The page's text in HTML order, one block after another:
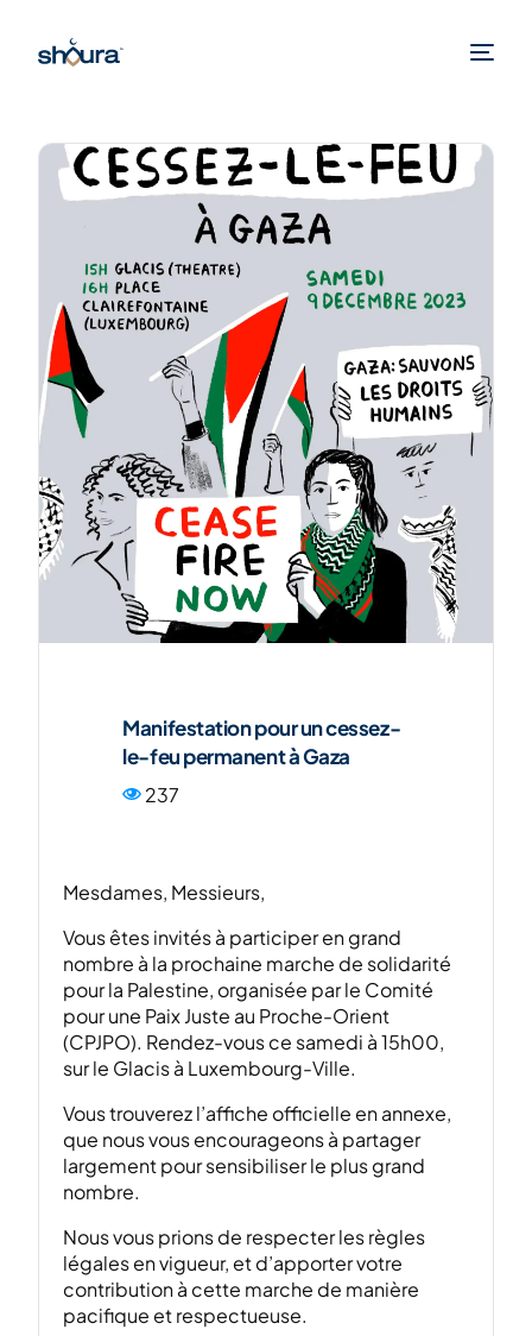
Manifestation pour un cessez-
le-feu permanent à Gaza
237
Mesdames, Messieurs,
Vous êtes invités à participer en grand
nombre à la prochaine marche de solidarité
pour la Palestine, organisée par le Comité
pour une Paix Juste au Proche-Orient
(CPJPO). Rendez-vous ce samedi à 15h00,
sur le Glacis à Luxembourg-Ville.
Vous trouverez l’affiche officielle en annexe,
que nous vous encourageons à partager
largement pour sensibiliser le plus grand
nombre.
Nous vous prions de respecter les règles
légales en vigueur, et d’apporter votre
contribution à cette marche de manière
pacifique et respectueuse.
ENG